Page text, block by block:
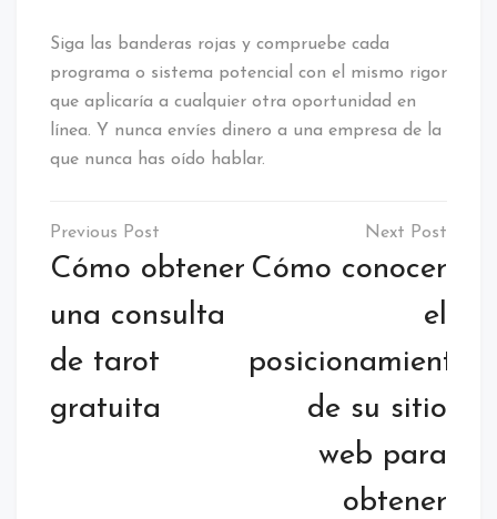
Siga las banderas rojas y compruebe cada
programa o sistema potencial con el mismo rigor
que aplicaría a cualquier otra oportunidad en
línea. Y nunca envíes dinero a una empresa de la
que nunca has oído hablar.
Navegación
de
entradas
Cómo obtener
una consulta
de tarot
gratuita
Cómo conocer
el
posicionamiento
de su sitio
web para
obtener